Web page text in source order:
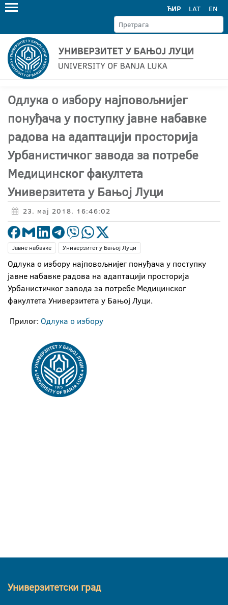
ЋИР LAT EN
Одлука о избору најповољнијег
понуђача у поступку јавне набавке
радова на адаптацији просторија
Урбанистичког завода за потребе
Медицинског факултета
Универзитета у Бањој Луци
23. мај 2018. 16:46:02
Јавне набавке Универзитет у Бањој Луци
Одлука о избору најповољнијег понуђача у поступку
јавне набавке радова на адаптацији просторија
Урбанистичког завода за потребе Медицинског
факултета Универзитета у Бањој Луци.
Прилог: Одлука о избору
Универзитетски град